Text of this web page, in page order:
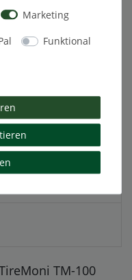
TM-100
Marketing
Funktional